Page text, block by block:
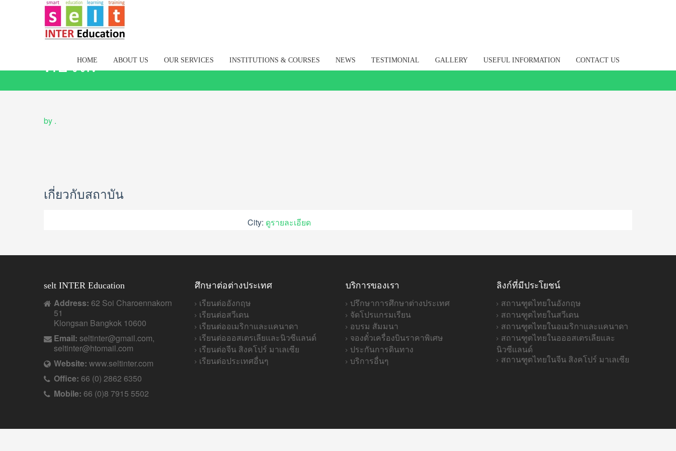
HOME ABOUT US OUR SERVICES INSTITUTIONS & COURSES NEWS TESTIMONIAL GALLERY USEFUL INFORMATION CONTACT US
คอร์ส:
by .
เกี่ยวกับสถาบัน
City: ดูรายละเอียด
selt INTER Education
Address: 62 Soi Charoennakorn
51
Klongsan Bangkok 10600
Email: seltinter@gmail.com,
seltinter@htomail.com
Website: www.seltinter.com
Office: 66 (0) 2862 6350
Mobile: 66 (0)8 7915 5502
ศึกษาต่อต่างประเทศ
เรียนต่ออังกฤษ
เรียนต่อสวีเดน
เรียนต่ออเมริกาและแคนาดา
เรียนต่อออสเตรเลียและนิวซีแลนด์
เรียนต่อจีน สิงคโปร์ มาเลเซีย
เรียนต่อประเทศอื่นๆ
บริการของเรา
ปรึกษาการศึกษาต่างประเทศ
จัดโปรแกรมเรียน
อบรม สัมมนา
จองตั๋วเครื่องบินราคาพิเศษ
ประกันการดินทาง
บริการอื่นๆ
ลิงก์ที่มีประโยชน์
สถานฑูตไทยในอังกฤษ
สถานฑูตไทยในสวีเดน
สถานฑูตไทยในอเมริกาและแคนาดา
สถานฑูตไทยในอออสเตรเลียและ
นิวซีแลนด์
สถานฑูตไทยในจีน สิงคโปร์ มาเลเซีย